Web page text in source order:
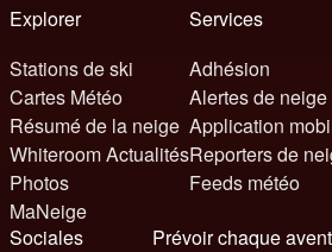
Explorer
Stations de ski
Cartes Météo
Résumé de la neige
Whiteroom Actualités
Photos
MaNeige
Services
Adhésion
Alertes de
Application
Reporters de
Feeds météo
Sociales
Prévoir chaque